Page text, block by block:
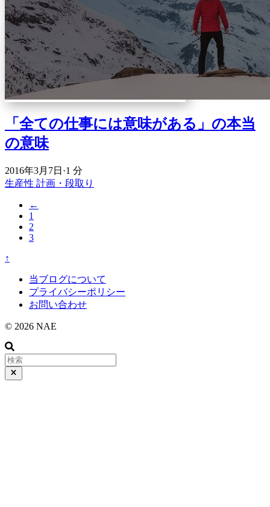
「全ての仕事には意味がある」の本当
の意味
2016年3月7日 ·1 分
生産性 計画・段取り
←
1
2
3
↑
当ブログについて
プライバシーポリシー
お問い合わせ
© 2026 NAE